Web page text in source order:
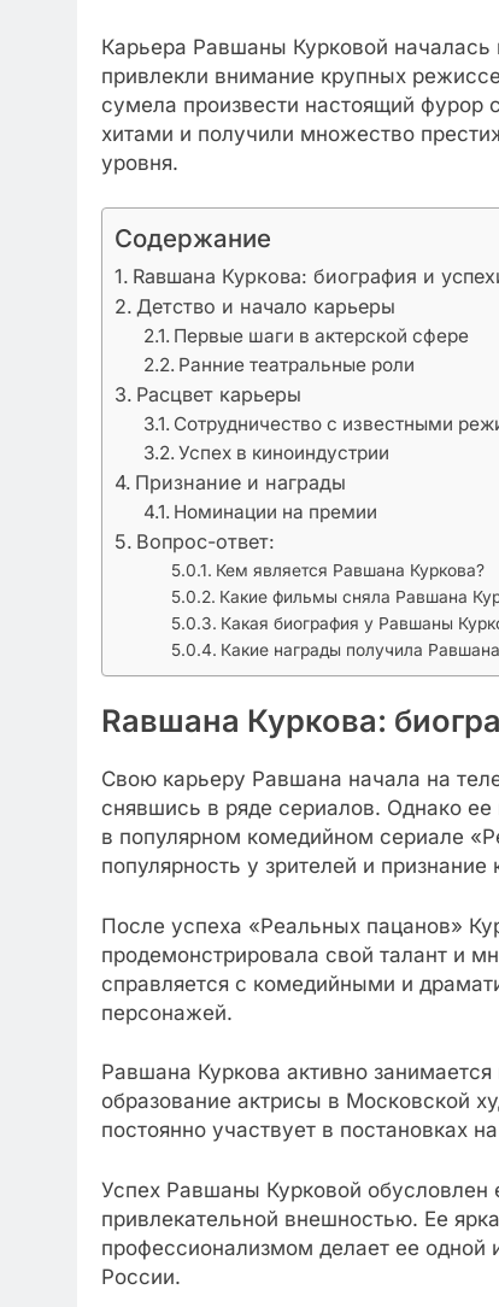
Карьера Равшаны Курковой началась
привлекли внимание крупных
сумела произвести настоящий
хитами и получили множество
уровня.
Содержание
Rавшана Куркова: биография и
Детство и начало карьеры
Первые шаги в актерской сфере
Ранние театральные роли
Расцвет карьеры
Сотрудничество с известными
Успех в киноиндустрии
Признание и награды
Номинации на премии
Вопрос-ответ:
Кем является Равшана Куркова?
Какие фильмы сняла Равшана
Какая биография у Равшаны
Какие награды получила
Rавшана Куркова:
Свою карьеру Равшана начала на
снявшись в ряде сериалов. Однако
в популярном комедийном сериале
популярность у зрителей и признание
После успеха «Реальных пацанов»
продемонстрировала свой талант и
справляется с комедийными и
персонажей.
Равшана Куркова активно
образование актрисы в Московской
постоянно участвует в постановках
Успех Равшаны Курковой
привлекательной внешностью. Ее
профессионализмом делает ее одной
России.